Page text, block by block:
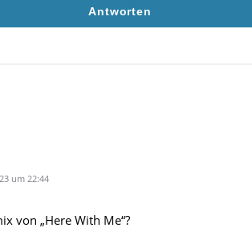
Antworten
um 22:44
von „Here With Me“?